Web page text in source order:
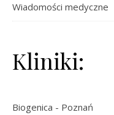
Wiadomości medyczne
Kliniki:
Biogenica - Poznań